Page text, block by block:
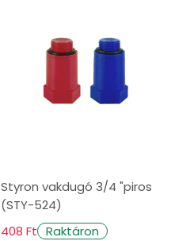
Styron vakdugó 3/4 "piros
(STY-524)
408 Ft Raktáron